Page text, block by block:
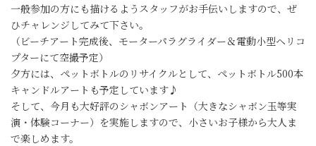
一般参加の方にも描けるようスタッフがお手伝いしますので、ぜ
ひチャレンジしてみて下さい。
（ビーチアート完成後、モーターパラグライダー＆電動小型ヘリコ
プターにて空撮予定）
夕方には、ペットボトルのリサイクルとして、ペットボトル500本
キャンドルアートも予定しています♪
そして、今月も大好評のシャボンアート（大きなシャボン玉等実
演・体験コーナー）を実施しますので、小さいお子様から大人ま
で楽しめます。